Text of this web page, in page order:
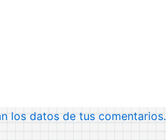
los datos de tus comentarios.